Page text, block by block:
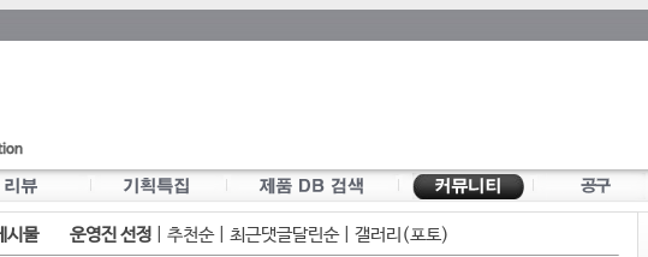
시물 운영진 선정 추천순| 최근댓글달린순| 갤러리(포토)